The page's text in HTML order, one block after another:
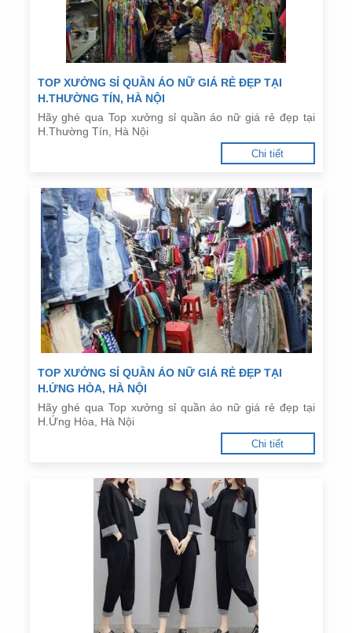
TOP XƯỞNG SỈ QUẦN ÁO NỮ GIÁ RẺ ĐẸP TẠI
H.THƯỜNG TÍN, HÀ NỘI
Hãy ghé qua Top xưởng sỉ quần áo nữ giá rẻ đẹp tại
H.Thường Tín, Hà Nội
Chi tiết
TOP XƯỞNG SỈ QUẦN ÁO NỮ GIÁ RẺ ĐẸP TẠI
H.ỨNG HÒA, HÀ NỘI
Hãy ghé qua Top xưởng sỉ quần áo nữ giá rẻ đẹp tại
H.Ứng Hòa, Hà Nội
Chi tiết